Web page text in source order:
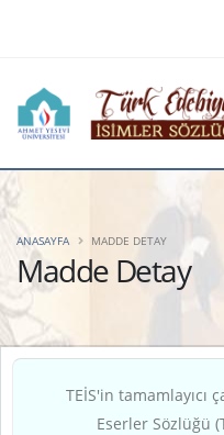
Madde Detay
ANASAYFA MADDE DETAY
TEİS'in tamamlayıcı
Eserler Sözlüğü